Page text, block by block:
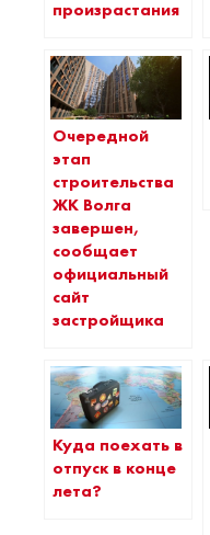
произрастания
Очередной
этап
строительства
ЖК Волга
завершен,
сообщает
официальный
сайт
застройщика
Куда поехать в
отпуск в конце
лета?